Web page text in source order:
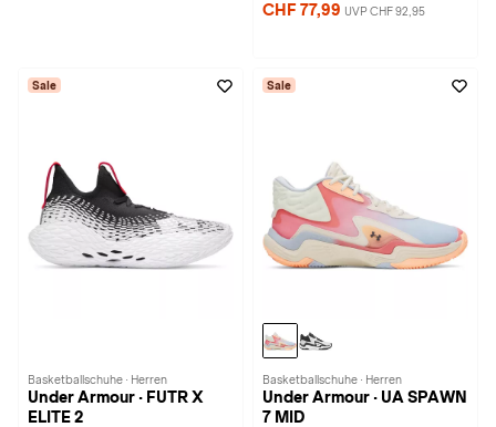
CHF 77,99 UVP CHF 92,95
Sale
Basketballschuhe · Herren
Under Armour · FUTR X
ELITE 2
Sale
Basketballschuhe · Herren
Under Armour · UA SPAWN
7 MID